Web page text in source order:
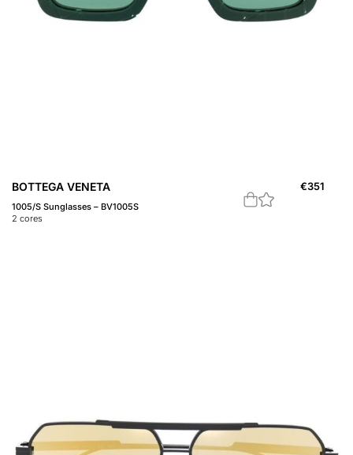
BOTTEGA VENETA
1005/S Sunglasses – BV1005S
2 cores
€351